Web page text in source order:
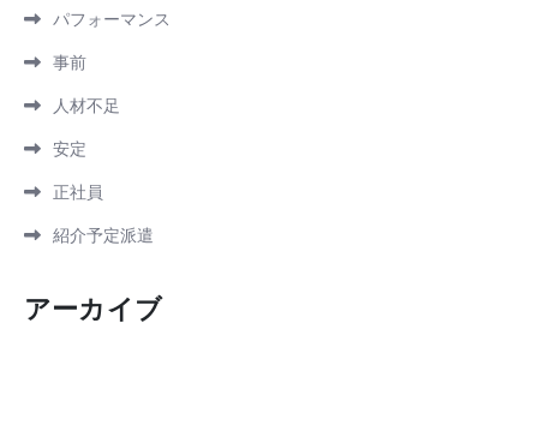
パフォーマンス
事前
人材不足
安定
正社員
紹介予定派遣
アーカイブ